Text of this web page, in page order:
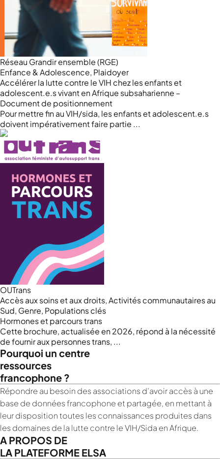
Réseau Grandir ensemble (RGE)
Enfance & Adolescence, Plaidoyer
Accélérer la lutte contre le VIH chez les enfants et
adolescent.e.s vivant en Afrique subsaharienne –
Document de positionnement
Pour mettre fin au VIH/sida, les enfants et adolescent.e.s
doivent impérativement faire partie ...
OUTrans
Accès aux soins et aux droits, Activités communautaires au
Sud, Genre, Populations clés
Hormones et parcours trans
Cette brochure, actualisée en 2026, répond à la nécessité
de fournir aux personnes trans, ...
Pourquoi un centre
ressources
francophone ?
Répondre au besoin des associations d’avoir accès à une
base de données francophone et partagée, en mettant à
leur disposition toutes les connaissances produites dans
les domaines de la lutte contre le VIH/Sida en Afrique.
A PROPOS DE
LA PLATEFORME ELSA
Nous cherchons le contenu
demandé....